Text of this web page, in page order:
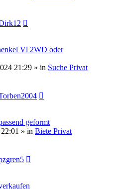
Vl 2WD oder
21:29 » in Suche Privat
geformt
» in Biete Privat